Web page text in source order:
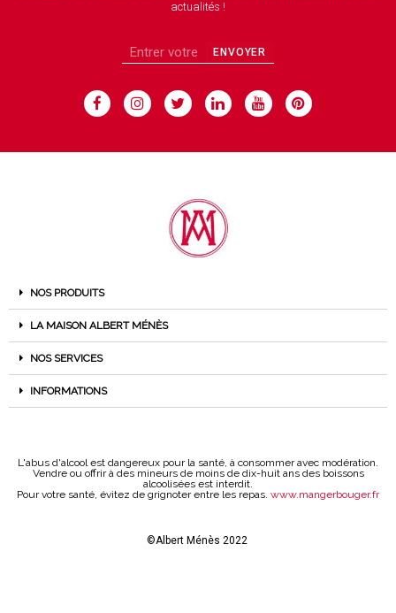
actualités !
ENVOYER
NOS PRODUITS
LA MAISON ALBERT MÉNÈS
NOS SERVICES
INFORMATIONS
L'abus d'alcool est dangereux pour la santé, à consommer avec modération.
Vendre ou offrir à des mineurs de moins de dix-huit ans des boissons
alcoolisées est interdit.
Pour votre santé, évitez de grignoter entre les repas. www.mangerbouger.fr
©Albert Ménès 2022